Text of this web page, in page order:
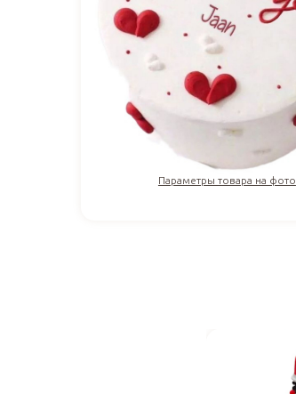
Параметры товара на фото